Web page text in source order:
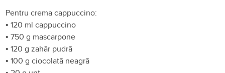
Pentru crema cappuccino:
•120 ml cappuccino
•750 g mascarpone
•120 g zahăr pudră
•100 g ciocolată neagră